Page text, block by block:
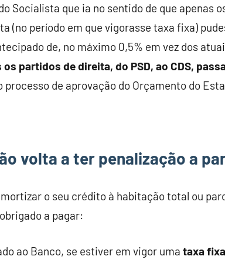
Socialista que ia no sentido de que apenas
(no período em que vigorasse taxa fixa)
de, no máximo 0,5% em vez dos
partidos de direita, do PSD, ao CDS,
processo de aprovação do Orçamento do
volta a ter penalização a
o seu crédito à habitação total ou
a pagar:
ao Banco, se estiver em vigor uma taxa